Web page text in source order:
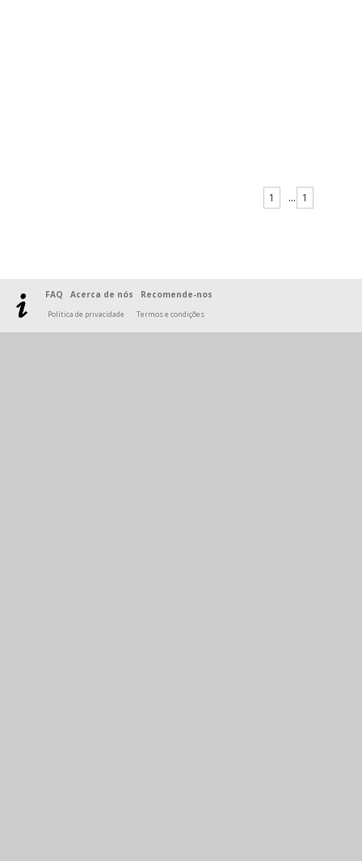
1 ... 1
FAQ Acerca de nós Recomende-nos
Política de privacidade Termos e condições